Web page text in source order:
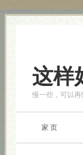
这样
慢一些，可以再
家 页